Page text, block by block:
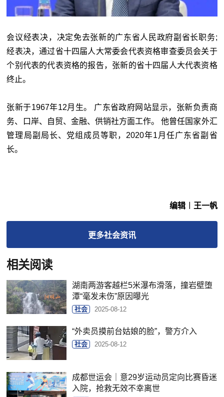
会议经表决，决定免去张新的广东省人民政府副省长职务;
经表决，通过省十四届人大常委会代表资格审查委员会关于
个别代表的代表资格的报告，张新的省十四届人大代表资格
终止。
张新于1967年12月生。 广东省政府网站显示，张新负责商
务、口岸、自贸、金融、供销社方面工作。 他曾任国家外汇
管理局副局长、党组成员等职，2020年1月任广东省副省
长。
编辑︱王一帆
更多社会资讯
相关阅读
湖南两游客越栏5米瀑布滑落，撞岩壁堕
潭“毫发未伤”原因曝光
社会 2025-08-12
“外卖员摸前台姑娘的脸”，警方介入
社会 2025-08-12
成都世运会｜意29岁运动员定向比赛昏迷
入院，抢救无效不幸离世